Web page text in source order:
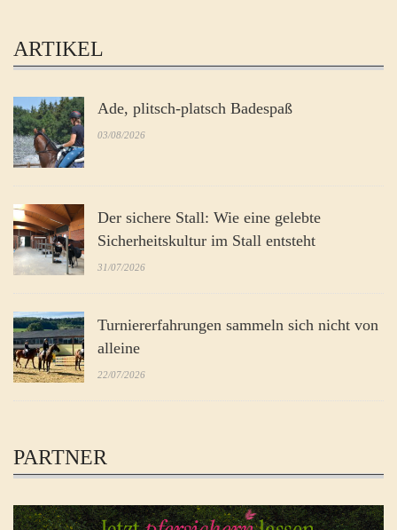
ARTIKEL
Ade, plitsch-platsch Badespaß
03/08/2026
Der sichere Stall: Wie eine gelebte
Sicherheitskultur im Stall entsteht
31/07/2026
Turniererfahrungen sammeln sich nicht von
alleine
22/07/2026
PARTNER